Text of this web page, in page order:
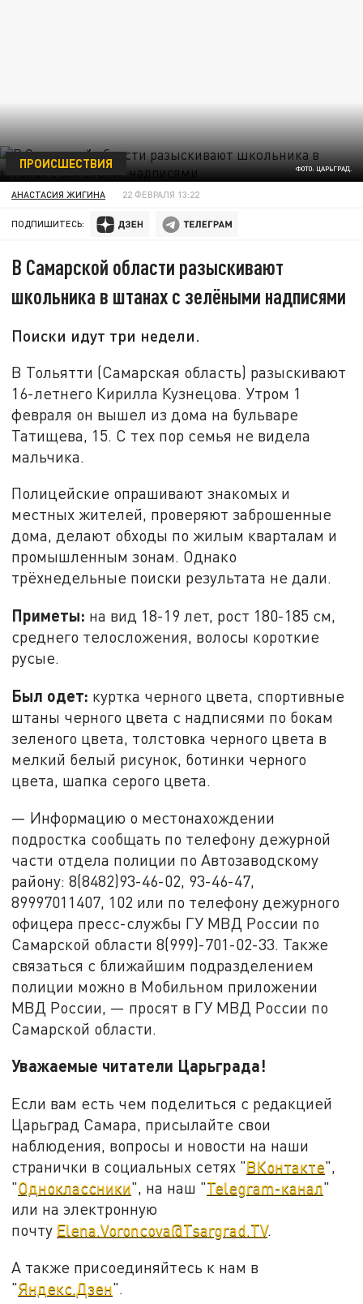
ФОТО: ЦАРЬГРАД.
ПРОИСШЕСТВИЯ
АНАСТАСИЯ ЖИГИНА 22 ФЕВРАЛЯ 13:22
ПОДПИШИТЕСЬ:
В Самарской области разыскивают
школьника в штанах с зелёными надписями
Поиски идут три недели.
В Тольятти (Самарская область) разыскивают
16-летнего Кирилла Кузнецова. Утром 1
февраля он вышел из дома на бульваре
Татищева, 15. С тех пор семья не видела
мальчика.
Полицейские опрашивают знакомых и
местных жителей, проверяют заброшенные
дома, делают обходы по жилым кварталам и
промышленным зонам. Однако
трёхнедельные поиски результата не дали.
Приметы: на вид 18-19 лет, рост 180-185 см,
среднего телосложения, волосы короткие
русые.
Был одет: куртка черного цвета, спортивные
штаны черного цвета с надписями по бокам
зеленого цвета, толстовка черного цвета в
мелкий белый рисунок, ботинки черного
цвета, шапка серого цвета.
— Информацию о местонахождении
подростка сообщать по телефону дежурной
части отдела полиции по Автозаводскому
району: 8(8482)93-46-02, 93-46-47,
89997011407, 102 или по телефону дежурного
офицера пресс-службы ГУ МВД России по
Самарской области 8(999)-701-02-33. Также
связаться с ближайшим подразделением
полиции можно в Мобильном приложении
МВД России, — просят в ГУ МВД России по
Самарской области.
Уважаемые читатели Царьграда!
Если вам есть чем поделиться с редакцией
Царьград Самара, присылайте свои
наблюдения, вопросы и новости на наши
странички в социальных сетях "ВКонтакте",
"Одноклассники", на наш "Telegram-канал"
или на электронную
почту Elena.Voroncova@Tsargrad.TV.
А также присоединяйтесь к нам в
"Яндекс.Дзен".